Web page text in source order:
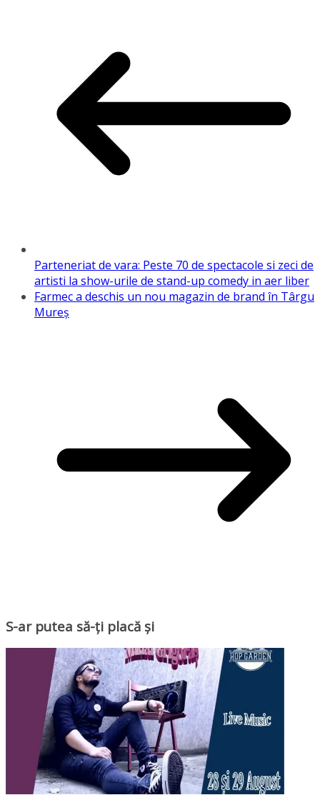
Parteneriat de vara: Peste 70 de spectacole si zeci de
artisti la show-urile de stand-up comedy in aer liber
Farmec a deschis un nou magazin de brand în Târgu
Mureș
S-ar putea să-ți placă și